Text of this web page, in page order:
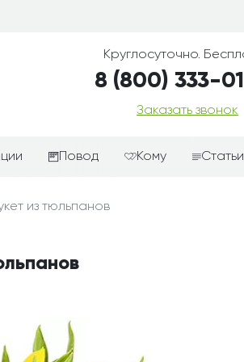
Круглосуточно.
8 (800) 333-
Заказать звонок
Повод
День рождения
Любовь
Просто так
Кому Статьи
из тюльпанов